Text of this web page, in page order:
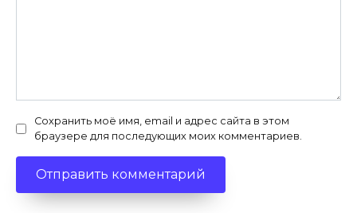
Сохранить моё имя, email и адрес сайта в этом
браузере для последующих моих комментариев.